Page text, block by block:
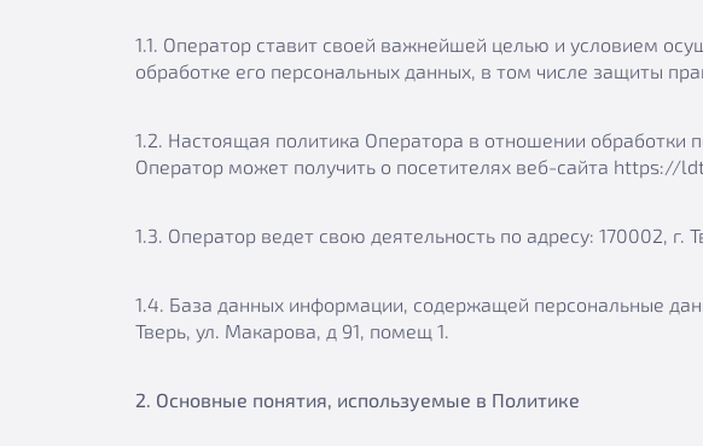
1.1. Оператор ставит своей важнейшей целью и условием
обработке его персональных данных, в том числе защиты
1.2. Настоящая политика Оператора в отношении
Оператор может получить о посетителях веб-сайта https://
1.3. Оператор ведет свою деятельность по адресу: 170002, г.
1.4. База данных информации, содержащей персональные
Тверь, ул. Макарова, д 91, помещ 1.
2. Основные понятия, используемые в Политике